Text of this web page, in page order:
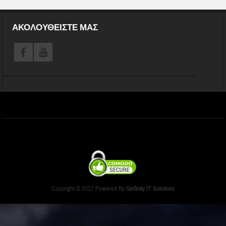
ΑΚΟΛΟΥΘΕΊΣΤΕ ΜΑΣ
Copyright © 2017 Powered By Ginfinity IT Solutions